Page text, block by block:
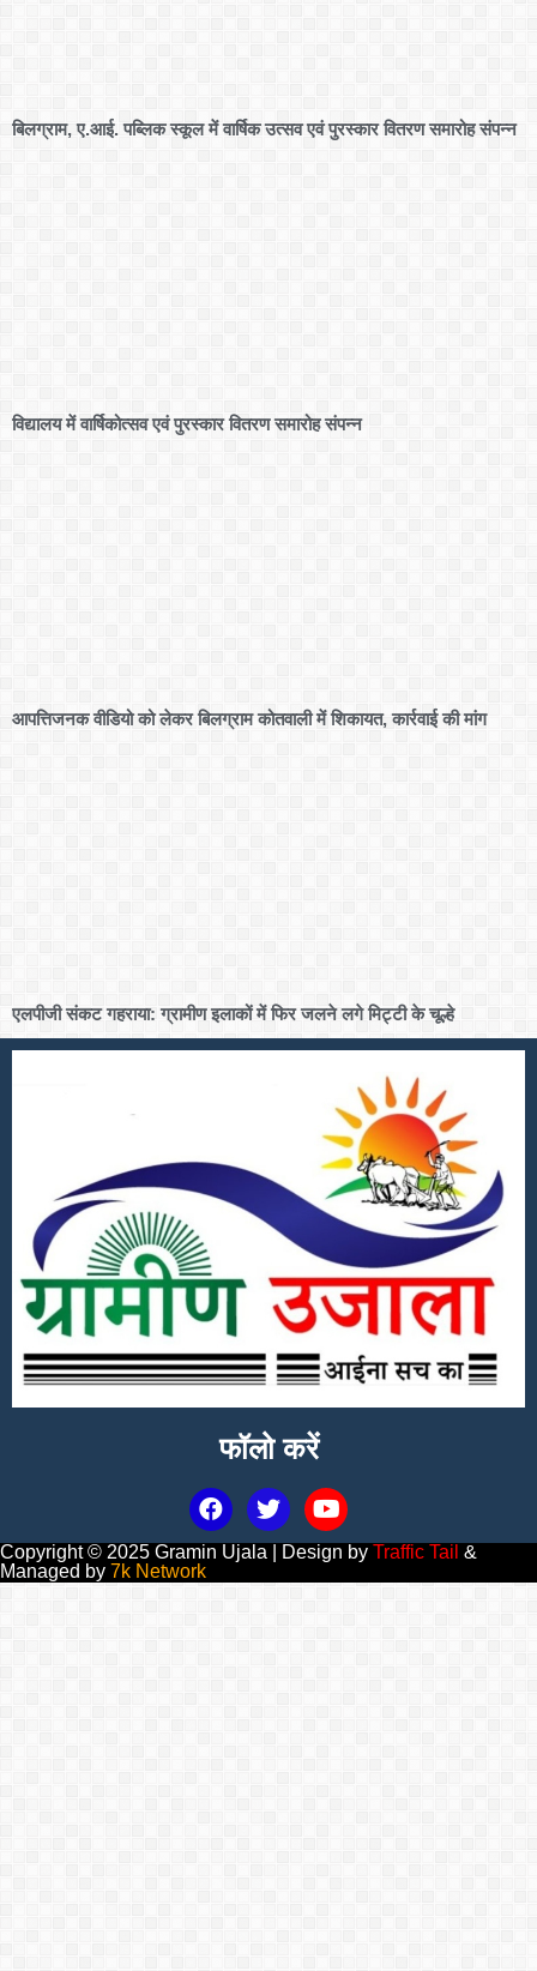
बिलग्राम, ए.आई. पब्लिक स्कूल में वार्षिक उत्सव एवं पुरस्कार वितरण समारोह संपन्न
विद्यालय में वार्षिकोत्सव एवं पुरस्कार वितरण समारोह संपन्न
आपत्तिजनक वीडियो को लेकर बिलग्राम कोतवाली में शिकायत, कार्रवाई की मांग
एलपीजी संकट गहराया: ग्रामीण इलाकों में फिर जलने लगे मिट्टी के चूल्हे
फॉलो करें
Copyright © 2025 Gramin Ujala | Design by Traffic Tail &
Managed by 7k Network